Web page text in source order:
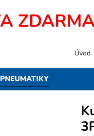
PNEUMATIKY
Úvod